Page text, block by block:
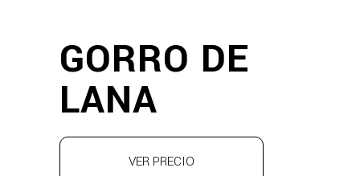
GORRO DE
LANA
VER PRECIO